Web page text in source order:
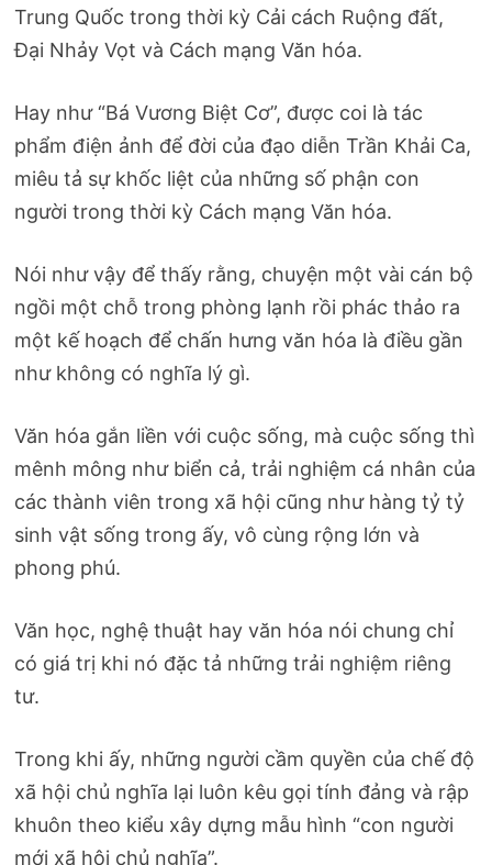
Trung Quốc trong thời kỳ Cải cách Ruộng đất,
Đại Nhảy Vọt và Cách mạng Văn hóa.
Hay như “Bá Vương Biệt Cơ”, được coi là tác
phẩm điện ảnh để đời của đạo diễn Trần Khải Ca,
miêu tả sự khốc liệt của những số phận con
người trong thời kỳ Cách mạng Văn hóa.
Nói như vậy để thấy rằng, chuyện một vài cán bộ
ngồi một chỗ trong phòng lạnh rồi phác thảo ra
một kế hoạch để chấn hưng văn hóa là điều gần
như không có nghĩa lý gì.
Văn hóa gắn liền với cuộc sống, mà cuộc sống thì
mênh mông như biển cả, trải nghiệm cá nhân của
các thành viên trong xã hội cũng như hàng tỷ tỷ
sinh vật sống trong ấy, vô cùng rộng lớn và
phong phú.
Văn học, nghệ thuật hay văn hóa nói chung chỉ
có giá trị khi nó đặc tả những trải nghiệm riêng
tư.
Trong khi ấy, những người cầm quyền của chế độ
xã hội chủ nghĩa lại luôn kêu gọi tính đảng và rập
khuôn theo kiểu xây dựng mẫu hình “con người
mới xã hội chủ nghĩa”.